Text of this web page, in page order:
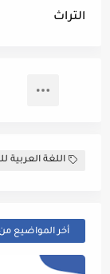
التراث
اللغة العربية
أخر المواضيع